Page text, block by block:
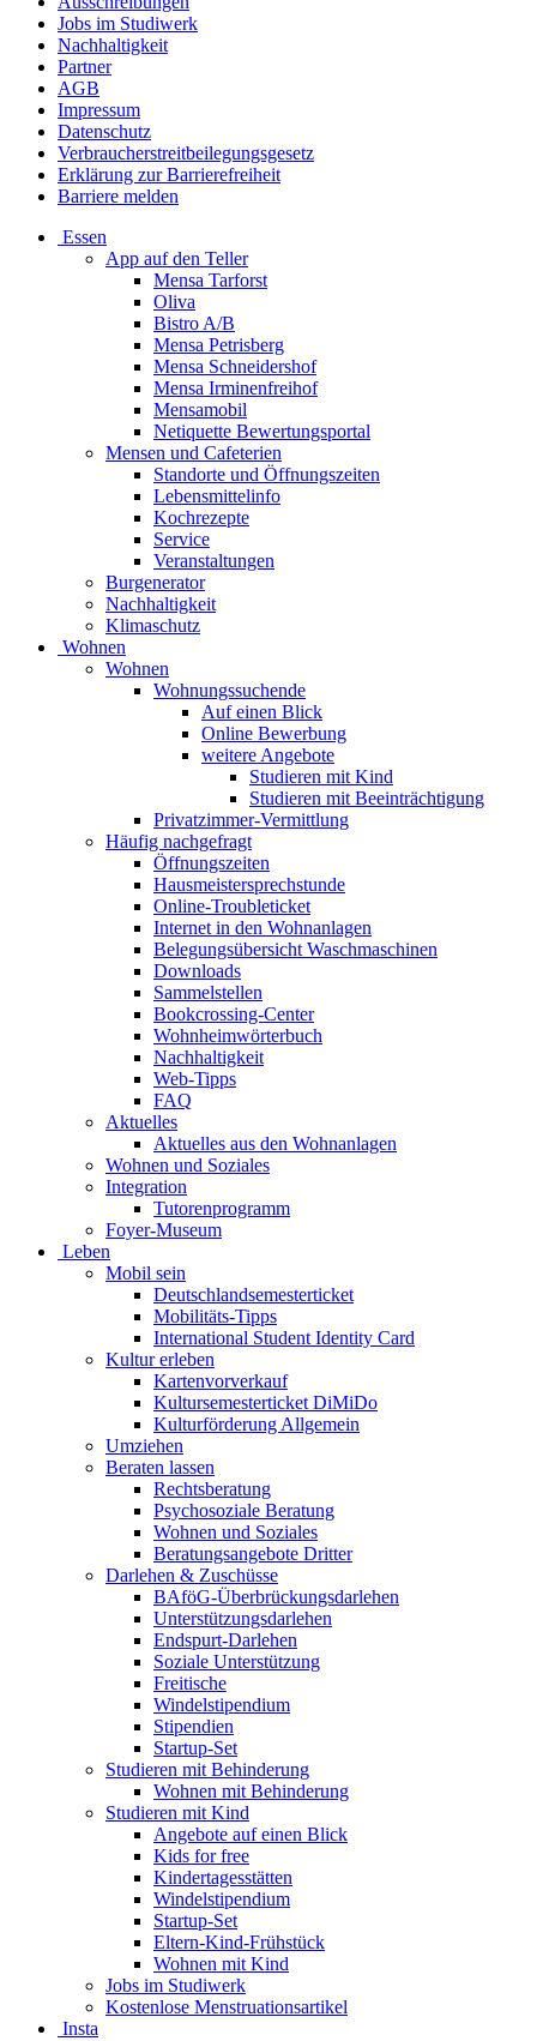
Jobs im Studiwerk
Nachhaltigkeit
Partner
AGB
Impressum
Datenschutz
Verbraucherstreitbeilegungsgesetz
Erklärung zur Barrierefreiheit
Barriere melden
Essen
App auf den Teller
Mensa Tarforst
Oliva
Bistro A/B
Mensa Petrisberg
Mensa Schneidershof
Mensa Irminenfreihof
Mensamobil
Netiquette Bewertungsportal
Mensen und Cafeterien
Standorte und Öffnungszeiten
Lebensmittelinfo
Kochrezepte
Service
Veranstaltungen
Burgenerator
Nachhaltigkeit
Klimaschutz
Wohnen
Wohnen
Wohnungssuchende
Auf einen Blick
Online Bewerbung
weitere Angebote
Studieren mit Kind
Studieren mit Beeinträchtigung
Privatzimmer-Vermittlung
Häufig nachgefragt
Öffnungszeiten
Hausmeistersprechstunde
Online-Troubleticket
Internet in den Wohnanlagen
Belegungsübersicht Waschmaschinen
Downloads
Sammelstellen
Bookcrossing-Center
Wohnheimwörterbuch
Nachhaltigkeit
Web-Tipps
FAQ
Aktuelles
Aktuelles aus den Wohnanlagen
Wohnen und Soziales
Integration
Tutorenprogramm
Foyer-Museum
Leben
Mobil sein
Deutschlandsemesterticket
Mobilitäts-Tipps
International Student Identity Card
Kultur erleben
Kartenvorverkauf
Kultursemesterticket DiMiDo
Kulturförderung Allgemein
Umziehen
Beraten lassen
Rechtsberatung
Psychosoziale Beratung
Wohnen und Soziales
Beratungsangebote Dritter
Darlehen & Zuschüsse
BAföG-Überbrückungsdarlehen
Unterstützungsdarlehen
Endspurt-Darlehen
Soziale Unterstützung
Freitische
Windelstipendium
Stipendien
Startup-Set
Studieren mit Behinderung
Wohnen mit Behinderung
Studieren mit Kind
Angebote auf einen Blick
Kids for free
Kindertagesstätten
Windelstipendium
Startup-Set
Eltern-Kind-Frühstück
Wohnen mit Kind
Jobs im Studiwerk
Kostenlose Menstruationsartikel
Insta